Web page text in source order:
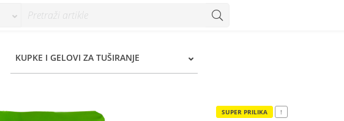
KUPKE I GELOVI ZA TUŠIRANJE
SUPER PRILIKA !